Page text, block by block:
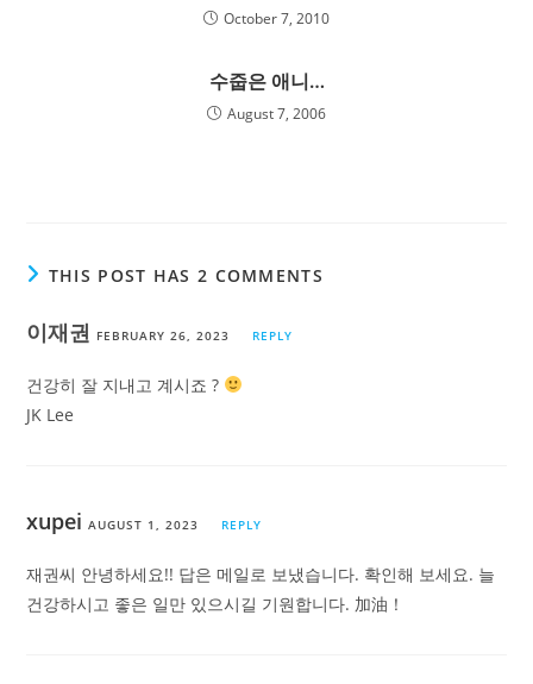
October 7, 2010
수줍은 애니…
August 7, 2006
THIS POST HAS 2 COMMENTS
이재권 FEBRUARY 26, 2023 REPLY
건강히 잘 지내고 계시죠 ?
JK Lee
xupei AUGUST 1, 2023 REPLY
재권씨 안녕하세요!! 답은 메일로 보냈습니다. 확인해 보세요. 늘
건강하시고 좋은 일만 있으시길 기원합니다. 加油！